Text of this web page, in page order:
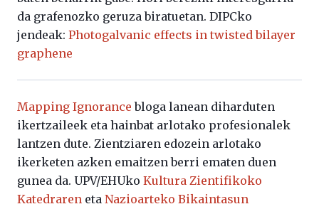
da grafenozko geruza biratuetan. DIPCko
jendeak: Photogalvanic effects in twisted bilayer
graphene
Mapping Ignorance bloga lanean diharduten
ikertzaileek eta hainbat arlotako profesionalek
lantzen dute. Zientziaren edozein arlotako
ikerketen azken emaitzen berri ematen duen
gunea da. UPV/EHUko Kultura Zientifikoko
Katedraren eta Nazioarteko Bikaintasun